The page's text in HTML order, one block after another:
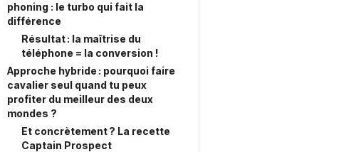
phoning : le turbo qui fait la
différence
Résultat : la maîtrise du
téléphone = la conversion !
Approche hybride : pourquoi faire
cavalier seul quand tu peux
profiter du meilleur des deux
mondes ?
Et concrètement ? La recette
Captain Prospect